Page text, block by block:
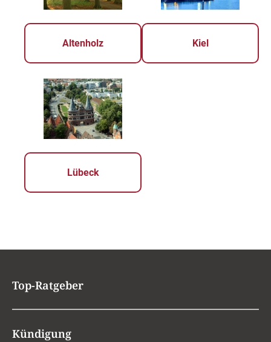
Altenholz Kiel
Lübeck
Top-Ratgeber
Kündigung